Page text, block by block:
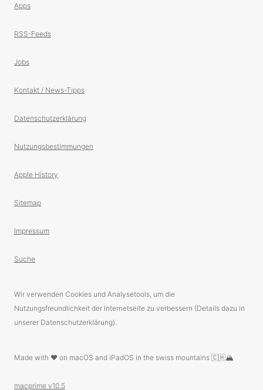
Apps
RSS-Feeds
Jobs
Kontakt / News-Tipps
Datenschutzerklärung
Nutzungsbestimmungen
Apple History
Sitemap
Impressum
Suche
Wir verwenden Cookies und Analysetools, um die
Nutzungsfreundlichkeit der Internetseite zu verbessern (Details dazu in
unserer Datenschutzerklärung).
Made with ❤️ on macOS and iPadOS in the swiss mountains 🇨🇭🏔
macprime v10.5